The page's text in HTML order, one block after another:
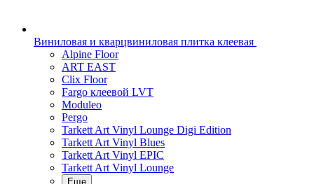
Виниловая и кварцвиниловая плитка клеевая
Alpine Floor
ART EAST
Clix Floor
Fargo клеевой LVT
Moduleo
Pergo
Tarkett Art Vinyl Lounge Digi Edition
Tarkett Art Vinyl Blues
Tarkett Art Vinyl EPIC
Tarkett Art Vinyl Lounge
Еще